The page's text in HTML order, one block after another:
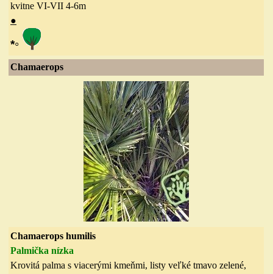
kvitne VI-VII 4-6m
●
*◦
Chamaerops
Chamaerops humilis
Palmička nízka
Krovitá palma s viacerými kmeňmi, listy veľké tmavo zelené,